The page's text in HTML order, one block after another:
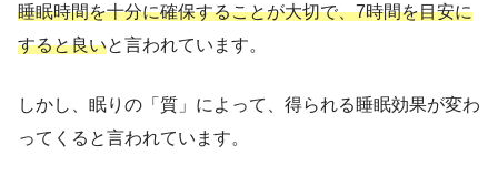
睡眠時間を十分に確保することが大切で、7時間を目安に
すると良いと言われています。
しかし、眠りの「質」によって、得られる睡眠効果が変わ
ってくると言われています。